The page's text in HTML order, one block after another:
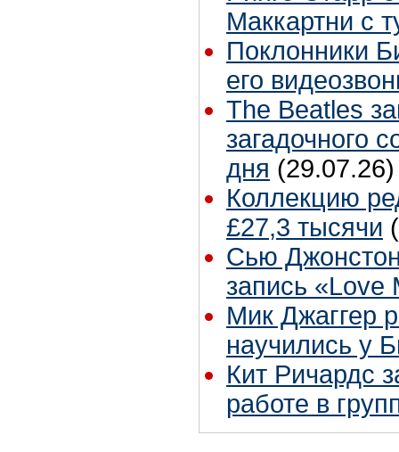
Маккартни с
Поклонники
его
The Beatles
загадочного
дня (29.07.26)
Коллекцию
£27,3 тысячи
Сью
запись «Love
Мик Джаггер
научились у
Кит Ричардс
работе в